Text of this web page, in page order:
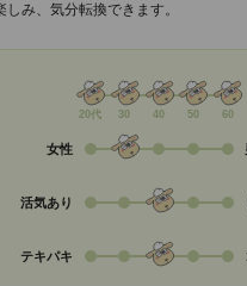
み、気分転換できます。
20代 30 40 50 60
女性
活気あり
テキパキ